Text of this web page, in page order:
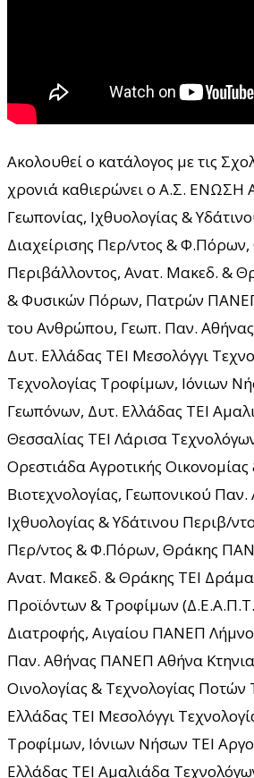
Ακολουθεί ο κατάλογος με τις
χρονιά καθιερώνει ο Α.Σ.
Γεωπονίας, Ιχθυολογίας &
Διαχείρισης Περ/ντος &
Περιβάλλοντος, Ανατ. Μακεδ. &
& Φυσικών Πόρων, Πατρών ΠΑΝΕΠ
του Ανθρώπου, Γεωπ. Παν.
Δυτ. Ελλάδας ΤΕΙ Μεσολόγγι
Τεχνολογίας Τροφίμων, Ιόνιων
Γεωπόνων, Δυτ. Ελλάδας ΤΕΙ
Θεσσαλίας ΤΕΙ Λάρισα
Ορεστιάδα Αγροτικής
Βιοτεχνολογίας, Γεωπονικού
Ιχθυολογίας & Υδάτινου Περιβ/
Περ/ντος & Φ.Πόρων, Θράκης
Ανατ. Μακεδ. & Θράκης ΤΕΙ Δράμα
Προϊόντων & Τροφίμων
Διατροφής, Αιγαίου ΠΑΝΕΠ
Παν. Αθήνας ΠΑΝΕΠ Αθήνα
Οινολογίας & Τεχνολογίας
Ελλάδας ΤΕΙ Μεσολόγγι
Τροφίμων, Ιόνιων Νήσων ΤΕΙ
Ελλάδας ΤΕΙ Αμαλιάδα